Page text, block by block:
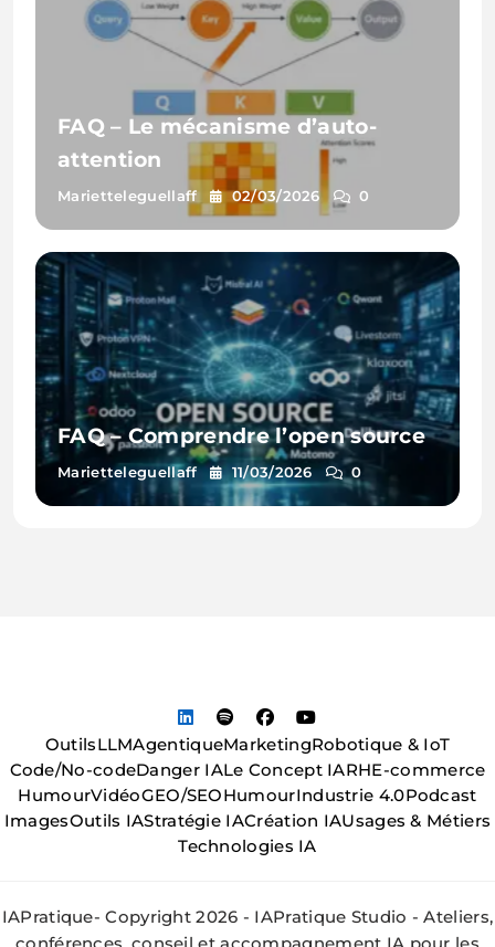
FAQ – Le mécanisme d’auto-
attention
Marietteleguellaff 02/03/2026 0
FAQ – Comprendre l’open source
Marietteleguellaff 11/03/2026 0
OutilsLLMAgentiqueMarketingRobotique & IoT
Code/No-codeDanger IALe Concept IARHE-commerce
HumourVidéoGEO/SEOHumourIndustrie 4.0Podcast
ImagesOutils IAStratégie IACréation IAUsages & Métiers
Technologies IA
IAPratique- Copyright 2026 - IAPratique Studio - Ateliers,